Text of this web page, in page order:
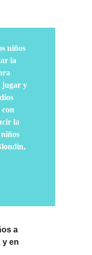
niños
la
jugar y
la
a
y en